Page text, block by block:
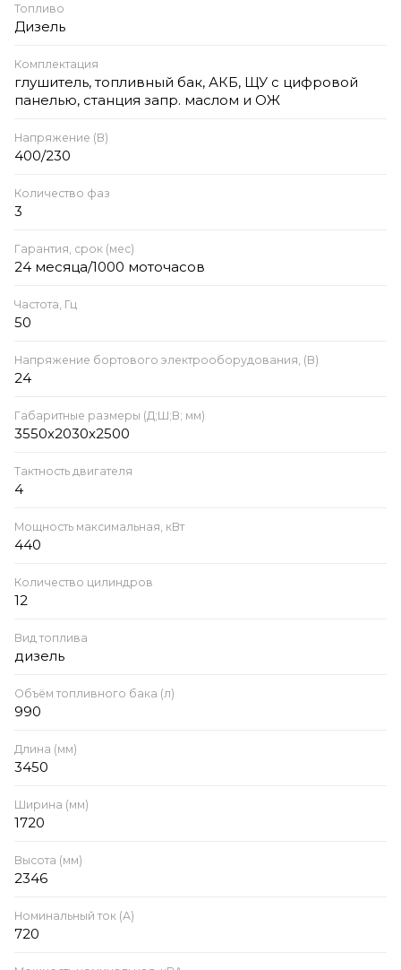
Топливо
Дизель
Комплектация
глушитель, топливный бак, АКБ, ЩУ с цифровой
панелью, станция запр. маслом и ОЖ
Напряжение (В)
400/230
Количество фаз
3
Гарантия, срок (мес)
24 месяца/1000 моточасов
Частота, Гц
50
Напряжение бортового электрооборудования, (В)
24
Габаритные размеры (Д;Ш;В; мм)
3550x2030x2500
Тактность двигателя
4
Мощность максимальная, кВт
440
Количество цилиндров
12
Вид топлива
дизель
Объём топливного бака (л)
990
Длина (мм)
3450
Ширина (мм)
1720
Высота (мм)
2346
Номинальный ток (А)
720